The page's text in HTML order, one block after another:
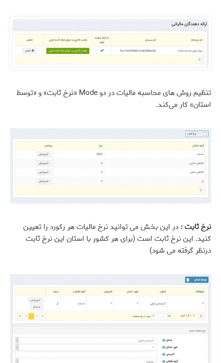
تنظیم روش های محاسبه مالیات در دو Mode «نرخ ثابت» و «توسط
استان» کار می‌کند.
نرخ ثابت : در این بخش می توانید نرخ مالیات هر رکورد را تعیین
کنید. این نرخ ثابت است (برای هر کشور با استان این نرخ ثابت
درنظر گرفته می شود)